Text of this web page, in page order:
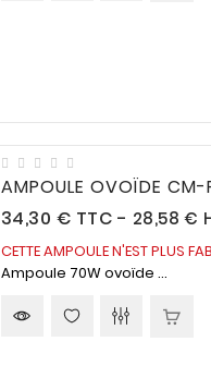
AMPOULE OVOÏDE
34,30 € Prix
TTC - 28,58 €
CETTE AMPOULE N'EST PLUS
Ampoule 70W ovoïde ...